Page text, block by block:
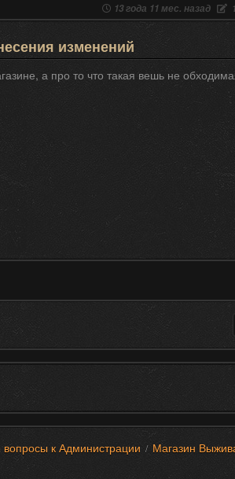
13 года 11 мес. назад
изменений
а про то что такая вешь не
к Администрации / Магазин